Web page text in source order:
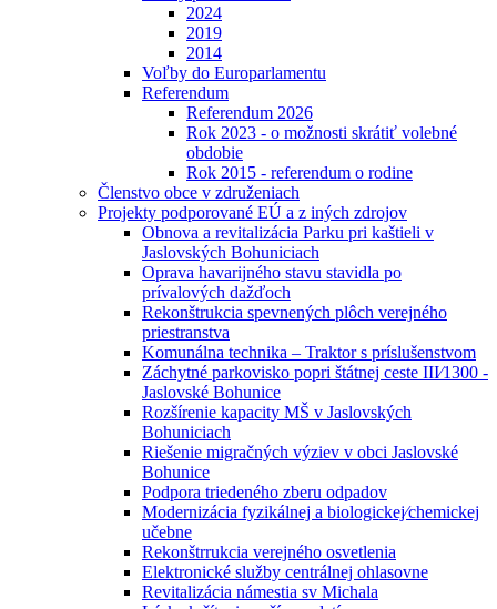
2024
2019
2014
Voľby do Europarlamentu
Referendum
Referendum 2026
Rok 2023 - o možnosti skrátiť volebné
obdobie
Rok 2015 - referendum o rodine
Členstvo obce v združeniach
Projekty podporované EÚ a z iných zdrojov
Obnova a revitalizácia Parku pri kaštieli v
Jaslovských Bohuniciach
Oprava havarijného stavu stavidla po
prívalových dažďoch
Rekonštrukcia spevnených plôch verejného
priestranstva
Komunálna technika – Traktor s príslušenstvom
Záchytné parkovisko popri štátnej ceste III⁄1300 -
Jaslovské Bohunice
Rozšírenie kapacity MŠ v Jaslovských
Bohuniciach
Riešenie migračných výziev v obci Jaslovské
Bohunice
Podpora triedeného zberu odpadov
Modernizácia fyzikálnej a biologickej⁄chemickej
učebne
Rekonštrrukcia verejného osvetlenia
Elektronické služby centrálnej ohlasovne
Revitalizácia námestia sv Michala